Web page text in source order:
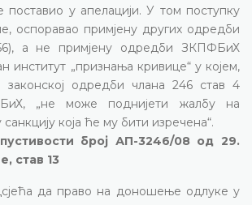
поставио у апелацији. У том поступку
оспоравао примјену других одредби
а не примјену одредби ЗКПФБиХ
институт „признања кривице“ у којем,
законској одредби члана 246 став 4
„не може поднијети жалбу на
која ће му бити изречена“.
број АП-3246/08 од 29.
став 13
да право на доношење одлуке у